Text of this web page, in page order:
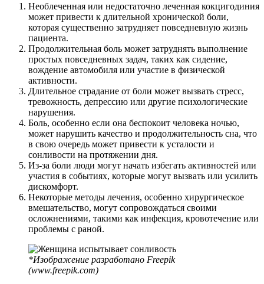
Необлеченная или недостаточно леченная кокцигодиния
может привести к длительной хронической боли,
которая существенно затрудняет повседневную жизнь
пациента.
Продолжительная боль может затруднять выполнение
простых повседневных задач, таких как сидение,
вождение автомобиля или участие в физической
активности.
Длительное страдание от боли может вызвать стресс,
тревожность, депрессию или другие психологические
нарушения.
Боль, особенно если она беспокоит человека ночью,
может нарушить качество и продолжительность сна, что
в свою очередь может привести к усталости и
сонливости на протяжении дня.
Из-за боли люди могут начать избегать активностей или
участия в событиях, которые могут вызвать или усилить
дискомфорт.
Некоторые методы лечения, особенно хирургическое
вмешательство, могут сопровождаться своими
осложнениями, такими как инфекция, кровотечение или
проблемы с раной.
*Изображение разработано Freepik
(www.freepik.com)